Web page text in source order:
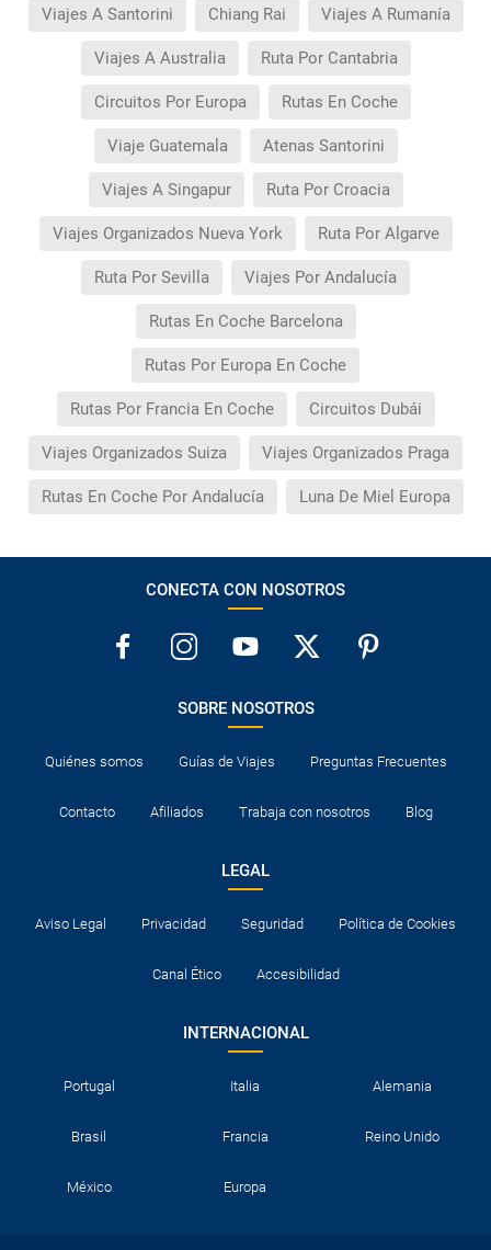
Viajes A Santorini Chiang Rai Viajes A Rumanía
Viajes A Australia Ruta Por Cantabria
Circuitos Por Europa Rutas En Coche
Viaje Guatemala Atenas Santorini
Viajes A Singapur Ruta Por Croacia
Viajes Organizados Nueva York Ruta Por Algarve
Ruta Por Sevilla Viajes Por Andalucía
Rutas En Coche Barcelona
Rutas Por Europa En Coche
Rutas Por Francia En Coche Circuitos Dubái
Viajes Organizados Suiza Viajes Organizados Praga
Rutas En Coche Por Andalucía Luna De Miel Europa
CONECTA CON NOSOTROS
SOBRE NOSOTROS
Quiénes somos Guías de Viajes Preguntas Frecuentes
Contacto Afiliados Trabaja con nosotros Blog
LEGAL
Aviso Legal Privacidad Seguridad Política de Cookies
Canal Ético Accesibilidad
INTERNACIONAL
Portugal Italia Alemania
Brasil Francia Reino Unido
México Europa